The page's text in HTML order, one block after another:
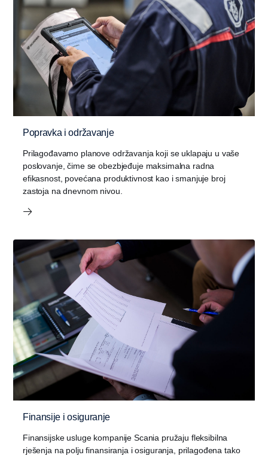
Popravka i održavanje
Prilagođavamo planove održavanja koji se uklapaju u vaše
poslovanje, čime se obezbjeđuje maksimalna radna
efikasnost, povećana produktivnost kao i smanjuje broj
zastoja na dnevnom nivou.
Finansije i osiguranje
Finansijske usluge kompanije Scania pružaju fleksibilna
rješenja na polju finansiranja i osiguranja, prilagođena tako